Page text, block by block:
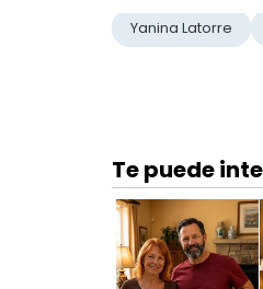
Yanina Latorre